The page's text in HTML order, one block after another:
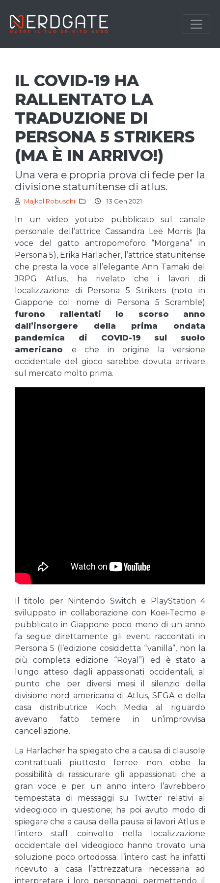
IL COVID-19 HA
RALLENTATO LA
TRADUZIONE DI
PERSONA 5 STRIKERS
(MA È IN ARRIVO!)
una vera e propria prova di fede per la
divisione statunitense di atlus.
Majkol Robuschi 13 Gen 2021
In un video yotube pubblicato sul canale
personale dell’attrice Cassandra Lee Morris (la
voce del gatto antropomoforo “Morgana” in
Persona 5), Erika Harlacher, l’attrice statunitense
che presta la voce all’elegante Ann Tamaki del
JRPG Atlus, ha rivelato che i lavori di
localizzazione di Persona 5 Strikers (noto in
Giappone col nome di Persona 5 Scramble)
furono rallentati lo scorso anno
dall’insorgere della prima ondata
pandemica di COVID-19 sul suolo
americano e che in origine la versione
occidentale del gioco sarebbe dovuta arrivare
sul mercato molto prima.
Il titolo per Nintendo Switch e PlayStation 4
sviluppato in collaborazione con Koei-Tecmo e
pubblicato in Giappone poco meno di un anno
fa segue direttamente gli eventi raccontati in
Persona 5 (l’edizione cosiddetta “vanilla”, non la
più completa edizione “Royal”) ed è stato a
lungo atteso dagli appassionati occidentali, al
punto che per diversi mesi il silenzio della
divisione nord americana di Atlus, SEGA e della
casa distributrice Koch Media al riguardo
avevano fatto temere in un’improvvisa
cancellazione.
La Harlacher ha spiegato che a causa di clausole
contrattuali piuttosto ferree non ebbe la
possibilità di rassicurare gli appassionati che a
gran voce e per un anno intero l’avrebbero
tempestata di messaggi su Twitter relativi al
videogioco in questione; ha poi avuto modo di
spiegare che a causa della pausa ai lavori Atlus e
l’intero staff coinvolto nella localizzazione
occidentale del videogioco hanno trovato una
soluzione poco ortodossa: l’intero cast ha infatti
ricevuto a casa l’attrezzatura necessaria ad
interpretare i loro personaggi, permettendo il